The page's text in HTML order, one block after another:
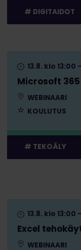
DIGITAIDOT
Microsoft
13.8. klo 13:00
WEBINAARI
KOULUTUS
TEKOÄLY
Excel
13.8. klo 13:00
WEBINAARI